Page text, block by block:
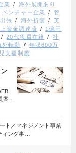
業
海外展開あり
ベンチャー企業
管
張 海外折衝
英
資金調達済
1億円
20代役員在籍
社
外転勤
年収600万
支援制度
案 -
ト／マネジメント事業
ィング事…